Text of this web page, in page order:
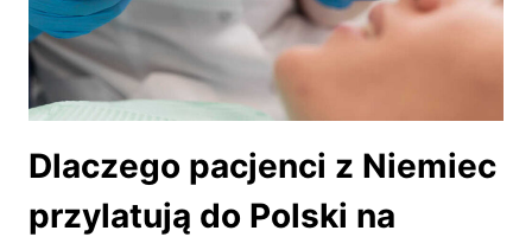
Dlaczego pacjenci z Niemiec
przylatują do Polski na